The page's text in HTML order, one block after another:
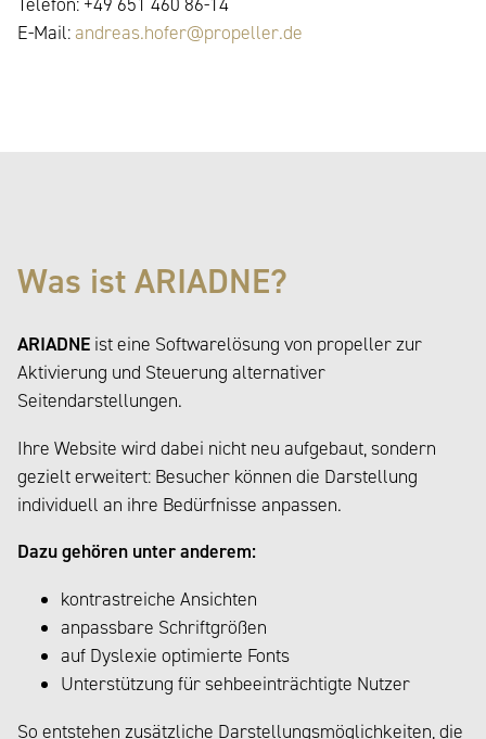
Telefon: +49 651 460 86-14
E-Mail:andreas.hofer@propeller.de
Was ist ARIADNE?
ARIADNE ist eine Softwarelösung von propeller zur
Aktivierung und Steuerung alternativer
Seitendarstellungen.
Ihre Website wird dabei nicht neu aufgebaut, sondern
gezielt erweitert: Besucher können die Darstellung
individuell an ihre Bedürfnisse anpassen.
Dazu gehören unter anderem:
kontrastreiche Ansichten
anpassbare Schriftgrößen
auf Dyslexie optimierte Fonts
Unterstützung für sehbeeinträchtigte Nutzer
So entstehen zusätzliche Darstellungsmöglichkeiten, die